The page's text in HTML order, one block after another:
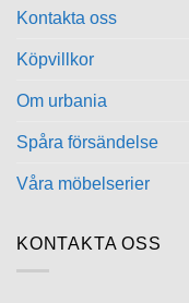
Kontakta oss
Köpvillkor
Om urbania
Spåra försändelse
Våra möbelserier
KONTAKTA OSS